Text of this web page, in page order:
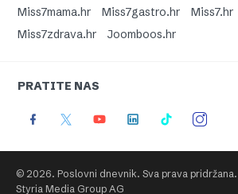
Miss7mama.hr
Miss7gastro.hr
Miss7.hr
Miss7zdrava.hr
Joomboos.hr
PRATITE NAS
© 2026. Poslovni dnevnik. Sva prava pridržana.
Styria Media Group AG